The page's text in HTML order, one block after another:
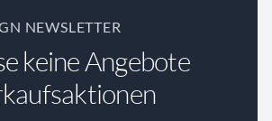
NEWSLETTER
keine Angebote